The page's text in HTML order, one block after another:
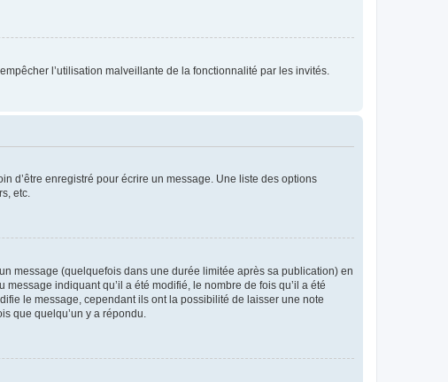
l’utilisation malveillante de la fonctionnalité par les invités.
d’être enregistré pour écrire un message. Une liste des options
etc.
message (quelquefois dans une durée limitée après sa publication) en
indiquant qu’il a été modifié, le nombre de fois qu’il a été
le message, cependant ils ont la possibilité de laisser une note
que quelqu’un y a répondu.